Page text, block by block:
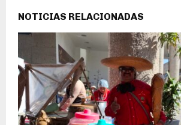
NOTICIAS RELACIONADAS